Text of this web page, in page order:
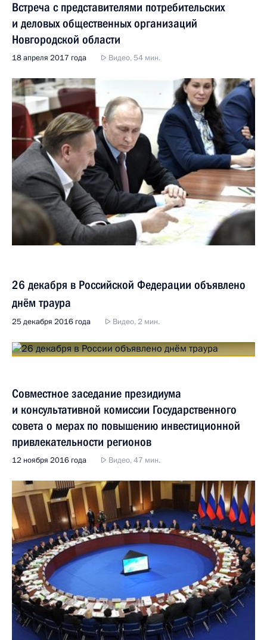
Встреча с представителями потребительских
и деловых общественных организаций
Новгородской области
18 апреля 2017 года Видео, 54 мин.
26 декабря в Российской Федерации объявлено
днём траура
25 декабря 2016 года Видео, 2 мин.
Совместное заседание президиума
и консультативной комиссии Государственного
совета о мерах по повышению инвестиционной
привлекательности регионов
12 ноября 2016 года Видео, 47 мин.